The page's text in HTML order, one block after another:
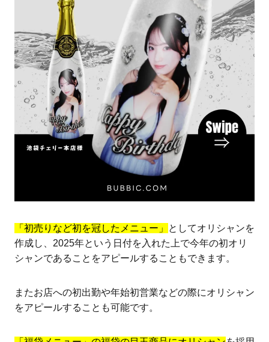
「初売りなど初を冠したメニュー」
としてオリシャンを
作成し、2025年という日付を入れた上で今年の初オリ
シャンであることをアピールすることもできます。
またお店への初出勤や年始初営業などの際にオリシャン
をアピールすることも可能です。